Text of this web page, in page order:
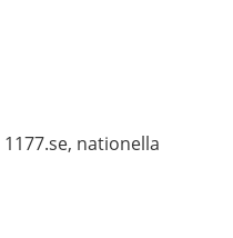
1177.se, nationella